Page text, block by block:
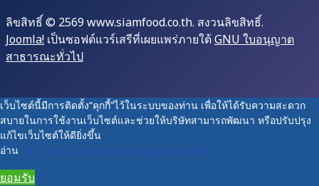
ลิขสิทธิ์ © 2569 www.siamfood.co.th. สงวนลิขสิทธิ์.
Joomla! เป็นซอฟต์แวร์เสรีที่เผยแพร่ภายใต้GNU ใบอนุญาต
สาธารณะทั่วไป
เว็บไซต์นี้มีการติดตั้ง“คุกกี้”ไว้ในระบบของท่าน เพื่อให้ได้รับความสะดวก
สบายในการใช้งานเว็บไซต์และช่วยให้บริษัทสามารถพัฒนา หรือปรับปรุง
แก้ไขเว็บไซต์ให้ดียิ่งขึ้น
อ่าน
ยอมรับ